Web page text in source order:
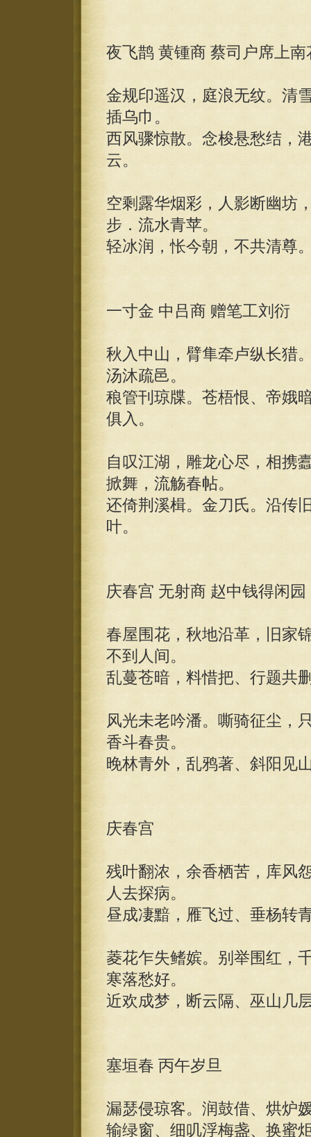
夜飞鹊 黄锺商 蔡司户席上南
金规印遥汉，庭浪无纹。清
插乌巾。
西风骤惊散。念梭悬愁结，
云。
空剩露华烟彩，人影断幽坊
步．流水青苹。
轻冰润，怅今朝，不共清尊
一寸金 中吕商 赠笔工刘衍
秋入中山，臂隼牵卢纵长猎
汤沐疏邑。
稂管刊琼牒。苍梧恨、帝娥
俱入。
自叹江湖，雕龙心尽，相携
掀舞，流觞春帖。
还倚荆溪楫。金刀氏。沿传
叶。
庆春宫 无射商 赵中钱得闲园
春屋围花，秋地沿革，旧家
不到人间。
乱蔓苍暗，料惜把、行题共
风光未老吟潘。嘶骑征尘，
香斗春贵。
晚林青外，乱鸦著、斜阳见
庆春宫
残叶翻浓，余香栖苦，库风
人去探病。
昼成凄黯，雁飞过、垂杨转
菱花乍失鳍嫔。别举围红，
寒落愁好。
近欢成梦，断云隔、巫山几
塞垣春 丙午岁旦
漏瑟侵琼客。润鼓借、烘炉
输绿窗、细叽浮梅盏、换蜜